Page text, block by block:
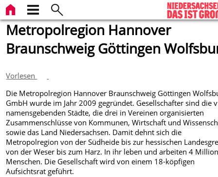
Metropolregion Hannover
Braunschweig Göttingen
Vorlesen
Die Metropolregion Hannover Braunschweig Göttingen
GmbH wurde im Jahr 2009 gegründet. Gesellschafter sind die
namensgebenden Städte, die drei in Vereinen organisierten
Zusammenschlüsse von Kommunen, Wirtschaft und
sowie das Land Niedersachsen. Damit dehnt sich die
Metropolregion von der Südheide bis zur hessischen
von der Weser bis zum Harz. In ihr leben und arbeiten 4
Menschen. Die Gesellschaft wird von einem 18-köpfigen
Aufsichtsrat geführt.